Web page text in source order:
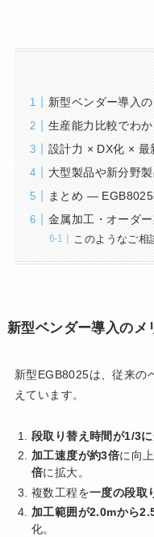
新型ベンダー導入
生産能力比較でわ
設計力 × DX化 × 最
大型製品や新分野
まとめ ―
金属加工・オーダ
このようなご相
新型ベンダー導入のメ
新型EGB8025は、従来の
えています。
段取り替え時間が1/3
加工速度が約3倍に向
倍に拡大。
複数工程を一度の段取
加工範囲が2.0mから
化。